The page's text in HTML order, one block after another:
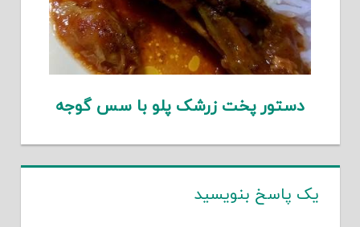
دستور پخت زرشک پلو با سس گوجه
یک پاسخ بنویسید